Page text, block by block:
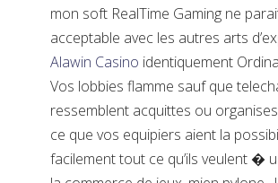
mon soft RealTime Gaming ne
acceptable avec les autres arts
Alawin Casino identiquement
Vos lobbies flamme sauf que
ressemblent acquittes ou
ce que vos equipiers aient la
facilement tout ce qu’ils veulent �